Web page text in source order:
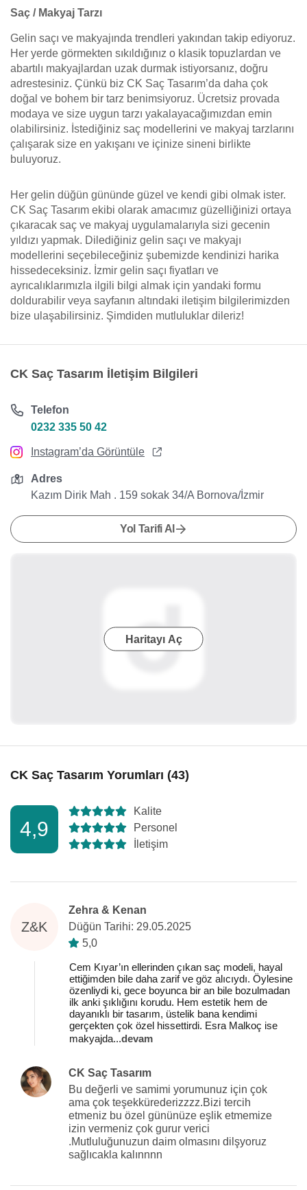
Saç / Makyaj Tarzı
Gelin saçı ve makyajında trendleri yakından takip ediyoruz.
Her yerde görmekten sıkıldığınız o klasik topuzlardan ve
abartılı makyajlardan uzak durmak istiyorsanız, doğru
adrestesiniz. Çünkü biz CK Saç Tasarım’da daha çok
doğal ve bohem bir tarz benimsiyoruz. Ücretsiz provada
modaya ve size uygun tarzı yakalayacağımızdan emin
olabilirsiniz. İstediğiniz saç modellerini ve makyaj tarzlarını
çalışarak size en yakışanı ve içinize sineni birlikte
buluyoruz.
Her gelin düğün gününde güzel ve kendi gibi olmak ister.
CK Saç Tasarım ekibi olarak amacımız güzelliğinizi ortaya
çıkaracak saç ve makyaj uygulamalarıyla sizi gecenin
yıldızı yapmak. Dilediğiniz gelin saçı ve makyajı
modellerini seçebileceğiniz şubemizde kendinizi harika
hissedeceksiniz. İzmir gelin saçı fiyatları ve
ayrıcalıklarımızla ilgili bilgi almak için yandaki formu
doldurabilir veya sayfanın altındaki iletişim bilgilerimizden
bize ulaşabilirsiniz. Şimdiden mutluluklar dileriz!
CK Saç Tasarım İletişim Bilgileri
Telefon
0232 335 50 42
Instagram’da Görüntüle
Adres
Kazım Dirik Mah . 159 sokak 34/A Bornova/İzmir
Yol Tarifi Al
Haritayı Aç
CK Saç Tasarım Yorumları (43)
4,9
Kalite
Personel
İletişim
Z&K
Zehra & Kenan
Düğün Tarihi: 29.05.2025
5,0
Cem Kıyar’ın ellerinden çıkan saç modeli, hayal
ettiğimden bile daha zarif ve göz alıcıydı. Öylesine
özenliydi ki, gece boyunca bir an bile bozulmadan
ilk anki şıklığını korudu. Hem estetik hem de
dayanıklı bir tasarım, üstelik bana kendimi
gerçekten çok özel hissettirdi. Esra Malkoç ise
makyajda...devam
CK Saç Tasarım
Bu değerli ve samimi yorumunuz için çok
ama çok teşekkürederizzzz.Bizi tercih
etmeniz bu özel gününüze eşlik etmemize
izin vermeniz çok gurur verici
.Mutluluğunuzun daim olmasını dilşyoruz
sağlıcakla kalınnnn